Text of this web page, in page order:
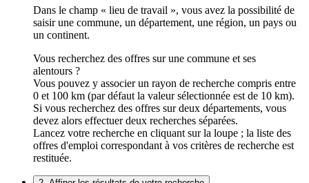
Dans le champ « lieu de travail », vous avez la possibilité de
saisir une commune, un département, une région, un pays ou
un continent.
Vous recherchez des offres sur une commune et ses
alentours ?
Vous pouvez y associer un rayon de recherche compris entre
0 et 100 km (par défaut la valeur sélectionnée est de 10 km).
Si vous recherchez des offres sur deux départements, vous
devez alors effectuer deux recherches séparées.
Lancez votre recherche en cliquant sur la loupe ; la liste des
offres d'emploi correspondant à vos critères de recherche est
restituée.